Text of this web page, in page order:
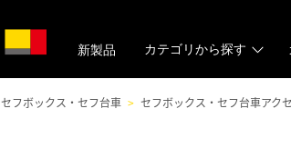
新製品 カテゴリから探す
セフボックス・セフ台車 セフボックス・セフ台車アク